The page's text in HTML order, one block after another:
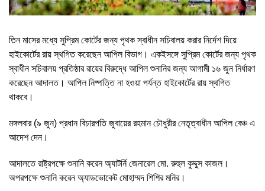
তিন মাসের মধ্যে সুপ্রিম কোর্টের জন্য পৃথক স্বাধীন সচিবালয় করার নির্দেশ দিয়ে
হাইকোর্টের রায় স্থগিত করেছেন আপিল বিভাগ। একইসঙ্গে সুপ্রিম কোর্টের জন্য পৃথক
স্বাধীন সচিবালয় প্রতিষ্ঠার রায়ের বিরুদ্ধে আপিল শুনানির জন্য আগামী ১৬ জুন নির্ধারণ
করেছেন আদালত। আপিল নিষ্পত্তি না হওয়া পর্যন্ত হাইকোর্টের রায় স্থগিত
থাকবে।
মঙ্গলবার (৯ জুন) প্রধান বিচারপতি জুবায়ের রহমান চৌধুরীর নেতৃত্বাধীন আপিল বেঞ্চ এ
আদেশ দেন।
আদালতে রাষ্ট্রপক্ষে শুনানি করেন অ্যাটর্নি জেনারেল মো. রুহুল কুদ্দুস কাজল।
অপরপক্ষে শুনানি করেন অ্যাডভোকেট মোহাম্মদ শিশির মনির।